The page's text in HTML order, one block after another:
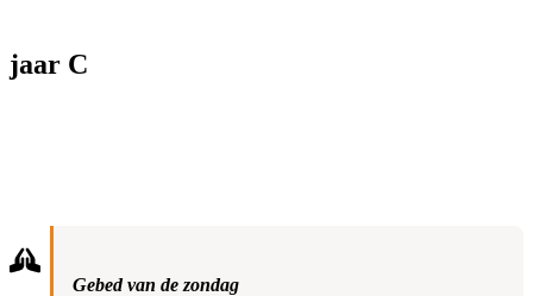
jaar C
Gebed van de zondag